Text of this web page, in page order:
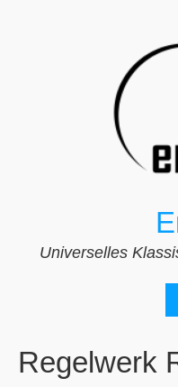
Universelles
Regelwerk